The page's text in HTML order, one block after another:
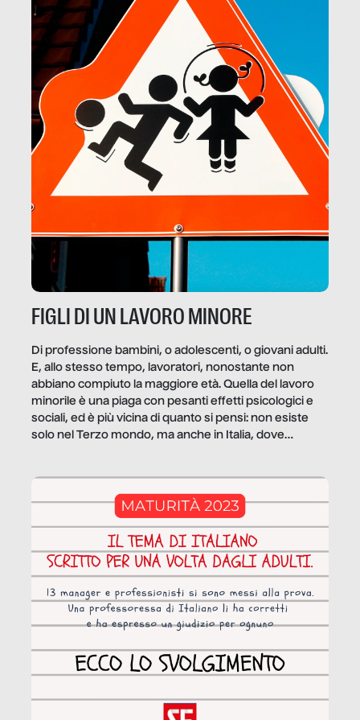
FIGLI DI UN LAVORO MINORE
Di professione bambini, o adolescenti, o giovani adulti.
E, allo stesso tempo, lavoratori, nonostante non
abbiano compiuto la maggiore età. Quella del lavoro
minorile è una piaga con pesanti effetti psicologici e
sociali, ed è più vicina di quanto si pensi: non esiste
solo nel Terzo mondo, ma anche in Italia, dove